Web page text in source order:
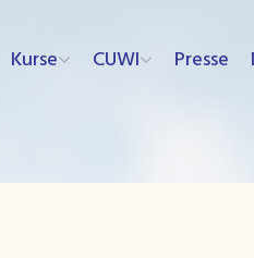
Kurse CUWI Presse